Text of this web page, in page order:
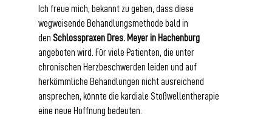
Ich freue mich, bekannt zu geben, dass diese
wegweisende Behandlungsmethode bald in
den Schlosspraxen Dres. Meyer in Hachenburg
angeboten wird. Für viele Patienten, die unter
chronischen Herzbeschwerden leiden und auf
herkömmliche Behandlungen nicht ausreichend
ansprechen, könnte die kardiale Stoßwellentherapie
eine neue Hoffnung bedeuten.